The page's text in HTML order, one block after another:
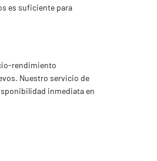
es suficiente para
rendimiento
Nuestro servicio de
inmediata en